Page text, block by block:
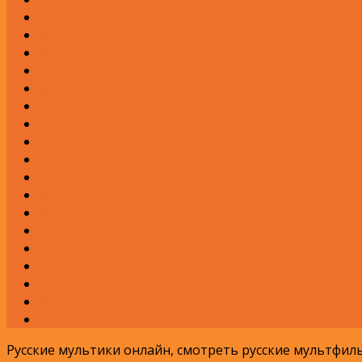
Русские мультики онлайн, смотреть русские